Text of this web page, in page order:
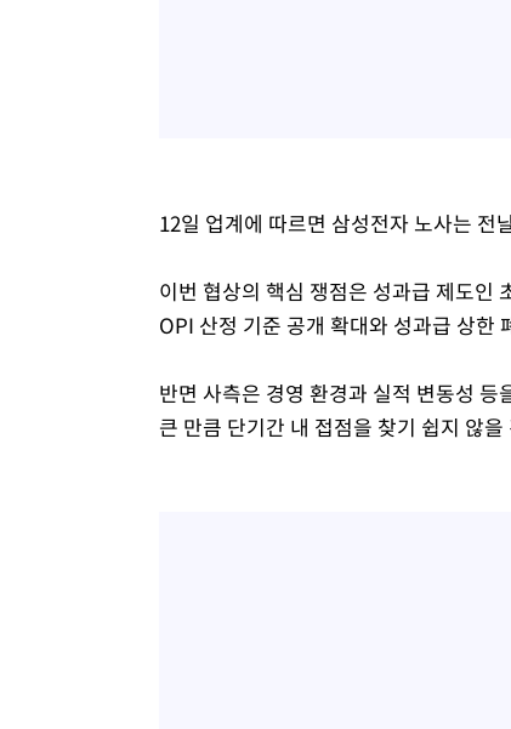
12일 업계에 따르면 삼성전자 노사는 전
이번 협상의 핵심 쟁점은 성과급 제도인
OPI 산정 기준 공개 확대와 성과급 상한
반면 사측은 경영 환경과 실적 변동성
큰 만큼 단기간 내 접점을 찾기 쉽지 않